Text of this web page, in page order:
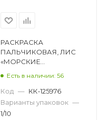
РАСКРАСКА
ПАЛЬЧИКОВАЯ, ЛИС
«МОРСКИЕ
ПБРС-003
Есть в наличии: 56
Код — КК-125976
Варианты упаковок —
1/10